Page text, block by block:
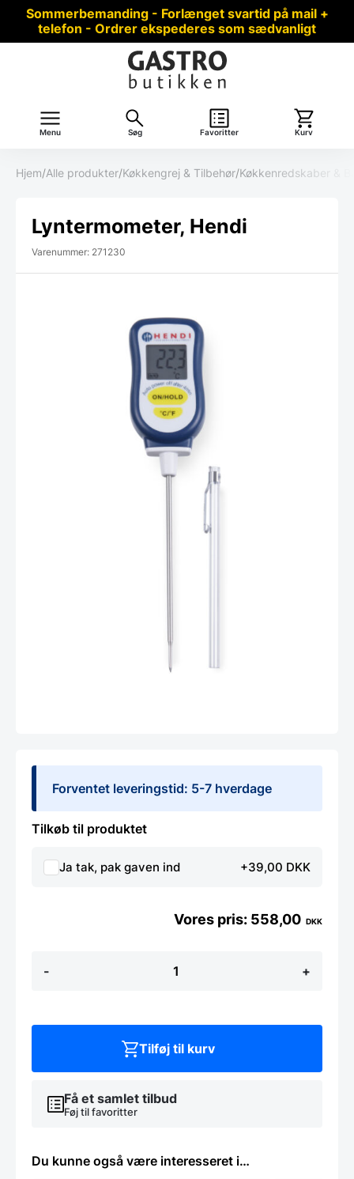
Sommerbemanding - Forlænget svartid på mail +
telefon - Ordrer ekspederes som sædvanligt
Menu Søg Favoritter Kurv
Hjem/Alle produkter/Køkkengrej & Tilbehør/Køkkenredskaber &
Lyntermometer, Hendi
Varenummer: 271230
Forventet leveringstid: 5-7 hverdage
Tilkøb til produktet
Ja tak, pak gaven ind +39,00 DKK
-
Hendi
+
558,00 DKK
Få et samlet tilbud
Føj til favoritter
Tilføj til kurv
Du kunne også være interesseret i…